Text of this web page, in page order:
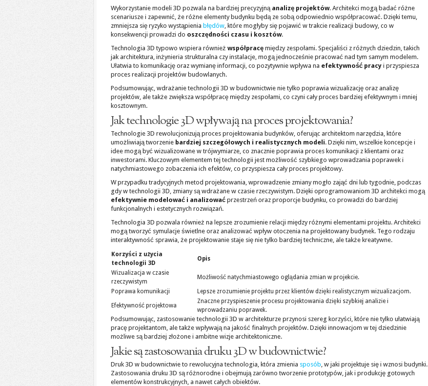
Wykorzystanie modeli 3D pozwala na bardziej precyzyjną analizę projektów. Architekci mogą badać różne
scenariusze i zapewnić, że różne elementy budynku będą ze sobą odpowiednio współpracować. Dzięki temu,
zmniejsza się ryzyko wystąpienia błędów, które mogłyby się pojawić w trakcie realizacji budowy, co w
konsekwencji prowadzi do oszczędności czasu i kosztów.
Technologia 3D typowo wspiera również współpracę między zespołami. Specjaliści z różnych dziedzin, takich
jak architektura, inżynieria strukturalna czy instalacje, mogą jednocześnie pracować nad tym samym modelem.
Ułatwia to komunikację oraz wymianę informacji, co pozytywnie wpływa na efektywność pracy i przyspiesza
proces realizacji projektów budowlanych.
Podsumowując, wdrażanie technologii 3D w budownictwie nie tylko poprawia wizualizację oraz analizę
projektów, ale także zwiększa współpracę między zespołami, co czyni cały proces bardziej efektywnym i mniej
kosztownym.
Jak technologie 3D wpływają na proces projektowania?
Technologie 3D rewolucjonizują proces projektowania budynków, oferując architektom narzędzia, które
umożliwiają tworzenie bardziej szczegółowych i realistycznych modeli. Dzięki nim, wszelkie koncepcje i
idee mogą być wizualizowane w trójwymiarze, co znacznie poprawia proces komunikacji z klientami oraz
inwestorami. Kluczowym elementem tej technologii jest możliwość szybkiego wprowadzania poprawek i
natychmiastowego zobaczenia ich efektów, co przyspiesza cały proces projektowy.
W przypadku tradycyjnych metod projektowania, wprowadzenie zmiany mogło zająć dni lub tygodnie, podczas
gdy w technologii 3D, zmiany są wdrażane w czasie rzeczywistym. Dzięki oprogramowaniom 3D architekci mogą
efektywnie modelować i analizować przestrzeń oraz proporcje budynku, co prowadzi do bardziej
funkcjonalnych i estetycznych rozwiązań.
Technologia 3D pozwala również na lepsze zrozumienie relacji między różnymi elementami projektu. Architekci
mogą tworzyć symulacje świetlne oraz analizować wpływ otoczenia na projektowany budynek. Tego rodzaju
interaktywność sprawia, że projektowanie staje się nie tylko bardziej techniczne, ale także kreatywne.
Korzyści z użycia
technologii 3D
Opis
Wizualizacja w czasie
rzeczywistym
Możliwość natychmiastowego oglądania zmian w projekcie.
Poprawa komunikacji Lepsze zrozumienie projektu przez klientów dzięki realistycznym wizualizacjom.
Efektywność projektowa
Znaczne przyspieszenie procesu projektowania dzięki szybkiej analizie i
wprowadzaniu poprawek.
Podsumowując, zastosowanie technologii 3D w architekturze przynosi szereg korzyści, które nie tylko ułatwiają
pracę projektantom, ale także wpływają na jakość finalnych projektów. Dzięki innowacjom w tej dziedzinie
możliwe są bardziej złożone i ambitne wizje architektoniczne.
Jakie są zastosowania druku 3D w budownictwie?
Druk 3D w budownictwie to rewolucyjna technologia, która zmienia sposób, w jaki projektuje się i wznosi budynki.
Zastosowania druku 3D są różnorodne i obejmują zarówno tworzenie prototypów, jak i produkcję gotowych
elementów konstrukcyjnych, a nawet całych obiektów.